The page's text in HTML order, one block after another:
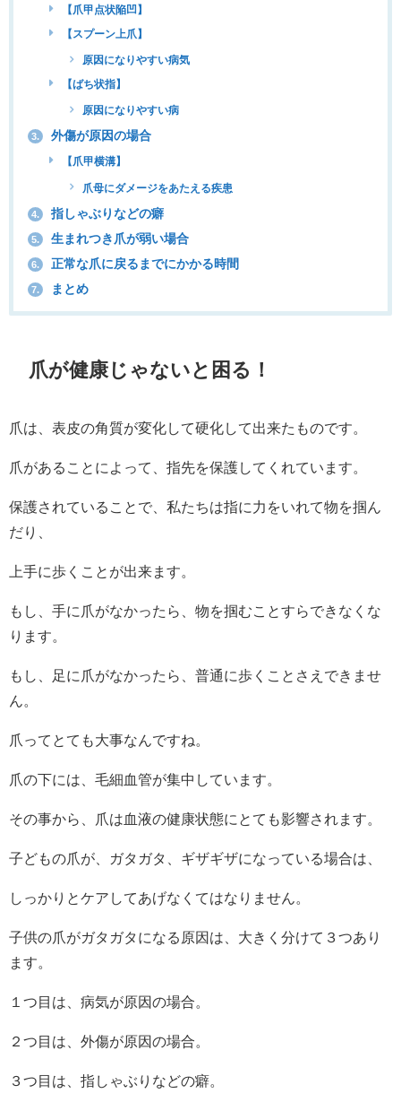
【爪甲点状陥凹】
【スプーン上爪】
原因になりやすい病気
【ばち状指】
原因になりやすい病
3. 外傷が原因の場合
【爪甲横溝】
爪母にダメージをあたえる疾患
4. 指しゃぶりなどの癖
5. 生まれつき爪が弱い場合
6. 正常な爪に戻るまでにかかる時間
7. まとめ
爪が健康じゃないと困る！
爪は、表皮の角質が変化して硬化して出来たものです。
爪があることによって、指先を保護してくれています。
保護されていることで、私たちは指に力をいれて物を掴ん
だり、
上手に歩くことが出来ます。
もし、手に爪がなかったら、物を掴むことすらできなくな
ります。
もし、足に爪がなかったら、普通に歩くことさえできませ
ん。
爪ってとても大事なんですね。
爪の下には、毛細血管が集中しています。
その事から、爪は血液の健康状態にとても影響されます。
子どもの爪が、ガタガタ、ギザギザになっている場合は、
しっかりとケアしてあげなくてはなりません。
子供の爪がガタガタになる原因は、大きく分けて３つあり
ます。
１つ目は、病気が原因の場合。
２つ目は、外傷が原因の場合。
３つ目は、指しゃぶりなどの癖。